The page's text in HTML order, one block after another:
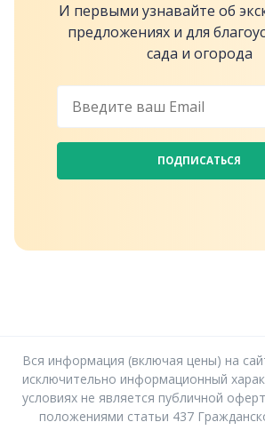
И первыми узнавайте об
предложениях и для
сада и огорода
ПОДПИСАТЬСЯ
Вся информация (включая цены) на
исключительно информационный
условиях не является публичной
положениями статьи 437